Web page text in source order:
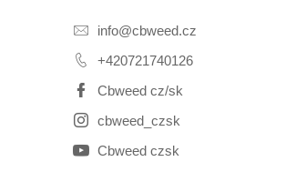
info@cbweed.cz
+420721740126
Cbweed cz/sk
cbweed_czsk
Cbweed czsk